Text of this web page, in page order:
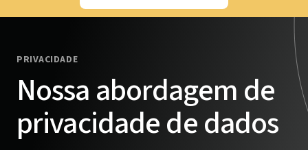
PRIVACIDADE
Nossa abordagem de
privacidade de dados